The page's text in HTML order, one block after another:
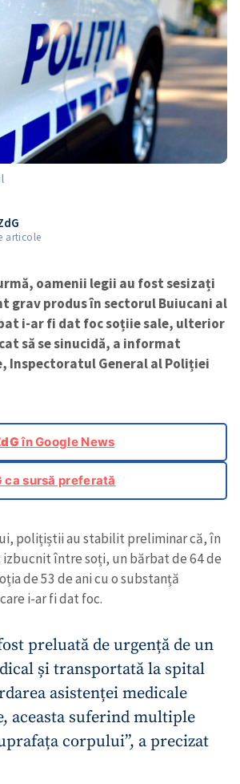
articole
oamenii legii au fost sesizați
grav produs în sectorul Buiucani al
i-ar fi dat foc soțiie sale, ulterior
să se sinucidă, a informat
Inspectoratul General al Poliției
în Google News
ca sursă preferată
polițiștii au stabilit preliminar că, în
între soți, un bărbat de 64 de
de 53 de ani cu o substanță
i-ar fi dat foc.
preluată de urgență de un
și transportată la spital
asistenței medicale
aceasta suferind multiple
corpului”, a precizat